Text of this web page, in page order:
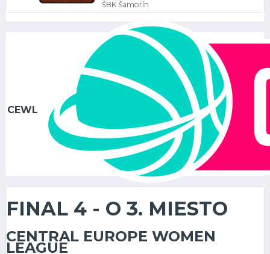
ŠBK Šamorín
CEWL
FINAL 4 - O 3. MIESTO
CENTRAL EUROPE WOMEN
LEAGUE